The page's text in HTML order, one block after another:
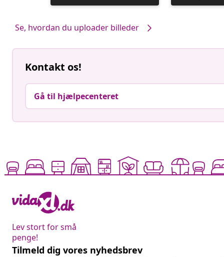
offentliggjort
Se, hvordan du uploader billeder
Kontakt os!
Gå til hjælpecenteret
Lev stort for små
penge!
Tilmeld dig vores nyhedsbrev